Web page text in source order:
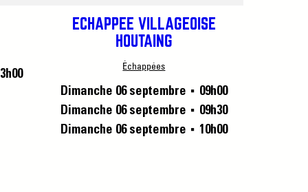
ÉCHAPPÉE VILLAGEOISE
HOUTAING
Échappées
Dimanche 06 septembre ■
09h00
Dimanche 06 septembre
■
09h30
Dimanche 06 septembre
■ 10h00